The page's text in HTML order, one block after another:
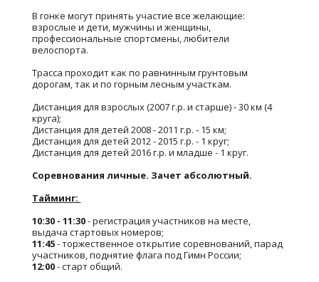
В гонке могут принять участие все желающие:
взрослые и дети, мужчины и женщины,
профессиональные спортсмены, любители
велоспорта.
Трасса проходит как по равнинным грунтовым
дорогам, так и по горным лесным участкам.
Дистанция для взрослых (2007 г.р. и старше) - 30 км (4
круга);
Дистанция для детей 2008 - 2011 г.р. - 15 км;
Дистанция для детей 2012 - 2015 г.р. - 1 круг;
Дистанция для детей 2016 г.р. и младше - 1 круг.
Соревнования личные. Зачет абсолютный.
Тайминг:
10:30 - 11:30- регистрация участников на месте,
выдача стартовых номеров;
11:45- торжественное открытие соревнований, парад
участников, поднятие флага под Гимн России;
12:00- старт общий.